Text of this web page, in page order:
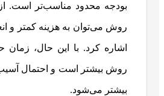
بودجه محدود مناسب‌تر است.
روش می‌توان به هزینه کمتر و
اشاره کرد. با این حال،
روش بیشتر است و احتمال آسیب
بیشتر می‌شود.